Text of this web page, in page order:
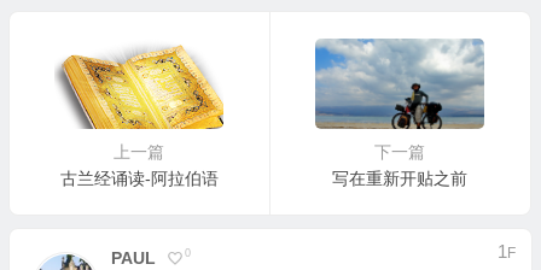
上一篇
古兰经诵读-阿拉伯语
下一篇
写在重新开贴之前
PAUL 0 1 F